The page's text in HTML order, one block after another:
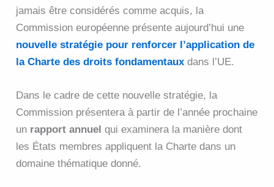
jamais être considérés comme acquis, la
Commission européenne présente aujourd’hui une
nouvelle stratégie pour renforcer l’application de
la Charte des droits fondamentaux dans l’UE.
Dans le cadre de cette nouvelle stratégie, la
Commission présentera à partir de l’année prochaine
un rapport annuel qui examinera la manière dont
les États membres appliquent la Charte dans un
domaine thématique donné.